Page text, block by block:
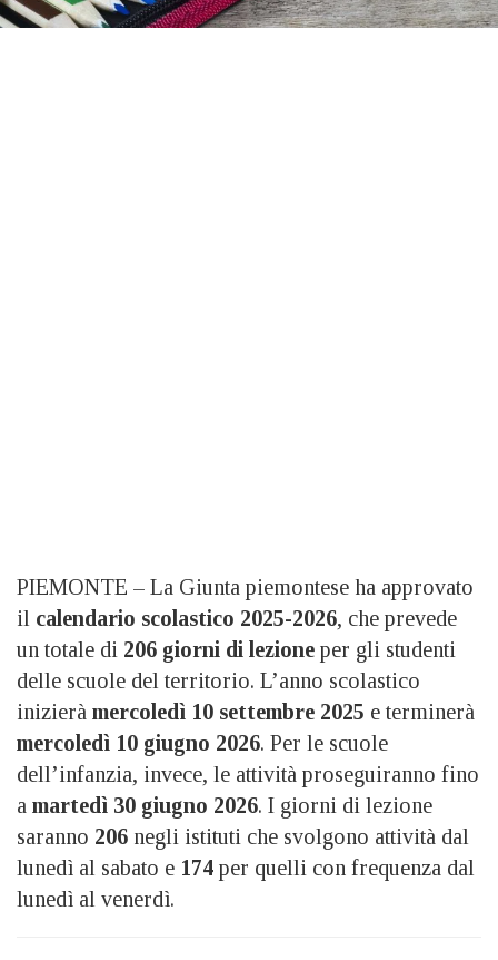
PIEMONTE – La Giunta piemontese ha approvato
il calendario scolastico 2025-2026, che prevede
un totale di 206 giorni di lezione per gli studenti
delle scuole del territorio. L’anno scolastico
inizierà mercoledì 10 settembre 2025 e terminerà
mercoledì 10 giugno 2026. Per le scuole
dell’infanzia, invece, le attività proseguiranno fino
a martedì 30 giugno 2026. I giorni di lezione
saranno 206 negli istituti che svolgono attività dal
lunedì al sabato e 174 per quelli con frequenza dal
lunedì al venerdì.